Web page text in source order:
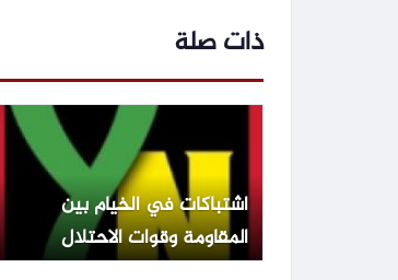
ذات صلة
اشتباكات في الخيام بين
المقاومة وقوات الاحتلال